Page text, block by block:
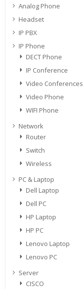
Analog Phone
Headset
IP PBX
IP Phone
DECT Phone
IP Conference
Video Conferences
Video Phone
WIFI Phone
Network
Router
Switch
Wireless
PC & Laptop
Dell Laptop
Dell PC
HP Laptop
HP PC
Lenovo Laptop
Lenovo PC
Server
CISCO